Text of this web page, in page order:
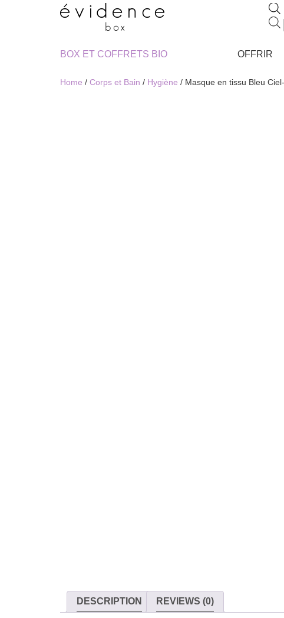
BOX ET COFFRETS BIO
OFFRIR
Home / Corps et Bain / Hygiène / Masque en tissu Bleu
DESCRIPTION REVIEWS (0)